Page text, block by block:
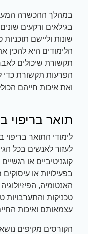
במהלך ההכשרה
בגילאים ורקעים
שונות וליישם
הלימודים היא להכין
תקשורת שיכולים
הפרעות תקשורת
ואת איכות חייהם
תואר בריפוי
לימודי התואר
לעזור לאנשים בכל
קוגניטיביים או
בפעילויות או
האנטומיה,
טכניקות
עצמאותם ואיכות
הקורסים מקיפים